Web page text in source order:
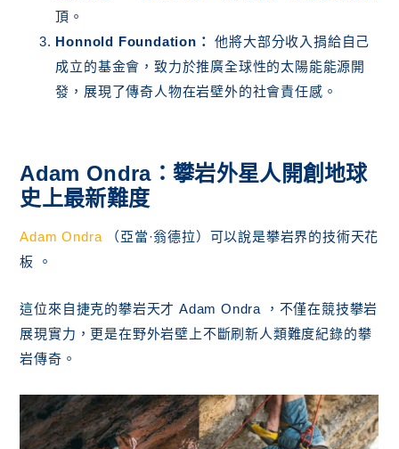
頂。
Honnold Foundation： 他將大部分收入捐給自己
成立的基金會，致力於推廣全球性的太陽能能源開
發，展現了傳奇人物在岩壁外的社會責任感。
Adam Ondra：攀岩外星人開創地球
史上最新難度
Adam Ondra （亞當·翁德拉）可以說是攀岩界的技術天花
板 。
這位來自捷克的攀岩天才 Adam Ondra ，不僅在競技攀岩
展現實力，更是在野外岩壁上不斷刷新人類難度紀錄的攀
岩傳奇。